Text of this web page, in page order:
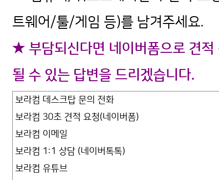
트웨어/툴/게임 등)를 남겨주세요.
★ 부담되신다면 네이버폼으로 견적
될 수 있는 답변을 드리겠습니다.
보라컴 데스크탑 문의 전화
보라컴 30초 견적 요청(네이버폼)
보라컴 이메일
보라컴 1:1 상담 (네이버톡톡)
보라컴 유튜브